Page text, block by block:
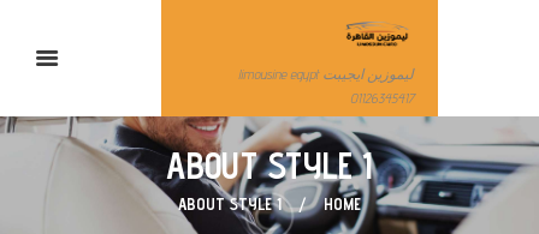
ليموزين ايجيبت limousine egypt
01126345417
ABOUT STYLE 1
HOME
ABOUT STYLE 1